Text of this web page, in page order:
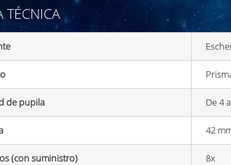
TÉCNICA
de pupila De 4
42
(con suministro) 8x